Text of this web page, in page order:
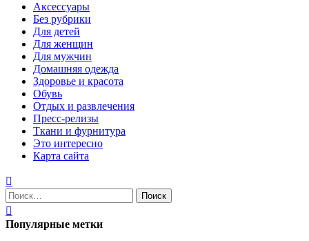
Аксессуары
Без рубрики
Для детей
Для женщин
Для мужчин
Домашняя одежда
Здоровье и красота
Обувь
Отдых и развлечения
Пресс-релизы
Ткани и фурнитура
Это интересно
Карта сайта
Найти:
Популярные метки